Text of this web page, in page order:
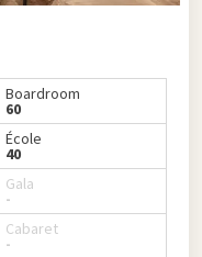
Boardroom
60
École
40
Gala
-
Cabaret
-